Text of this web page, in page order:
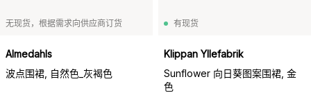
无现货，根据需求向供应商订货
Almedahls
波点围裙, 自然色_灰褐色
有现货
Klippan Yllefabrik
Sunflower 向日葵图案围裙, 金
色